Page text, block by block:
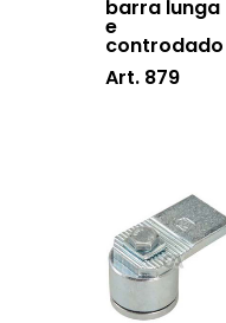
barra lunga
e
controdado
Art. 879